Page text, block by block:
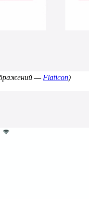
— Flaticon)